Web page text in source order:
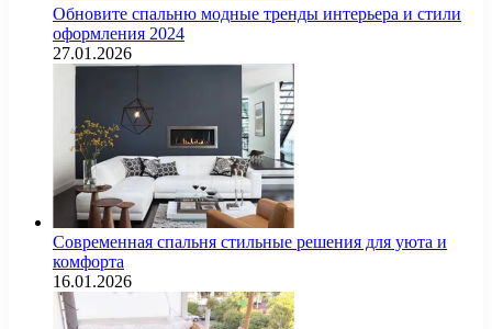
Обновите спальню модные тренды интерьера и стили
оформления 2024
27.01.2026
Современная спальня стильные решения для уюта и
комфорта
16.01.2026